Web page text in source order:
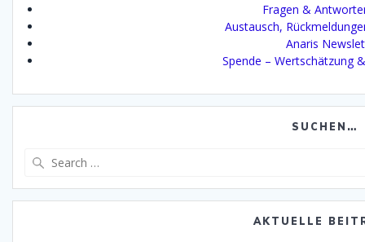
Fragen &
Austausch,
Anaris
Spende – Wertschätzung
SUCHEN…
AKTUELLE